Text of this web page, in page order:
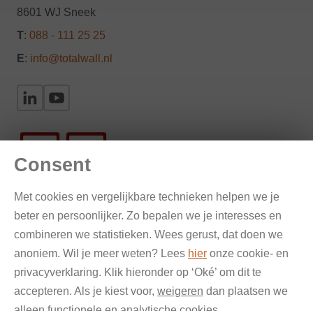
8601 WJ Sneek
T: 088 - 111 25 25
E: info@totalwall.nl
Gevelinspectie en onderzoek
Verankering en bestekteksten
Renovatie & reparatie
Consent
Met cookies en vergelijkbare technieken helpen we je
beter en persoonlijker. Zo bepalen we je interesses en
combineren we statistieken. Wees gerust, dat doen we
anoniem. Wil je meer weten? Lees hier onze cookie- en
privacyverklaring. Klik hieronder op ‘Oké’ om dit te
accepteren. Als je kiest voor, weigeren dan plaatsen we